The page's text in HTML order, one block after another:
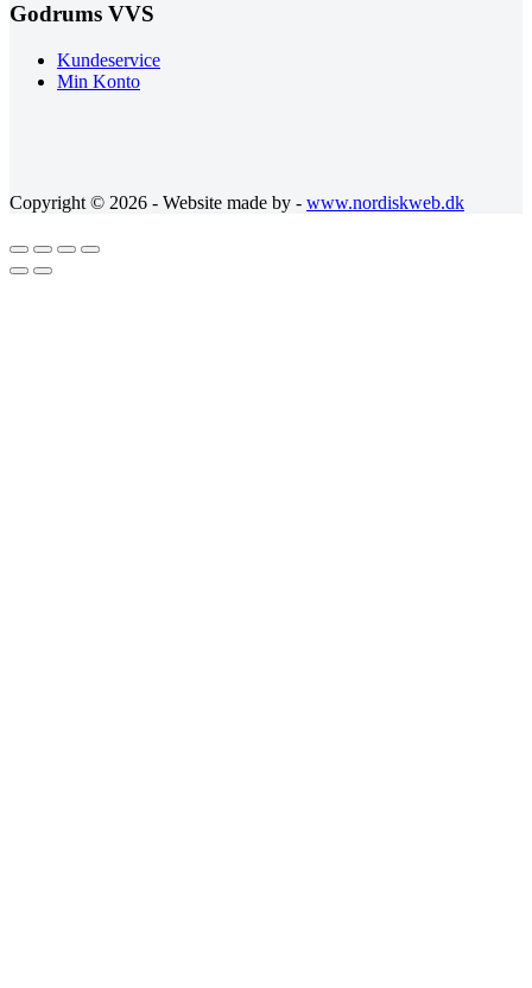
Godrums VVS
Kundeservice
Min Konto
Copyright © 2026 - Website made by - www.nordiskweb.dk